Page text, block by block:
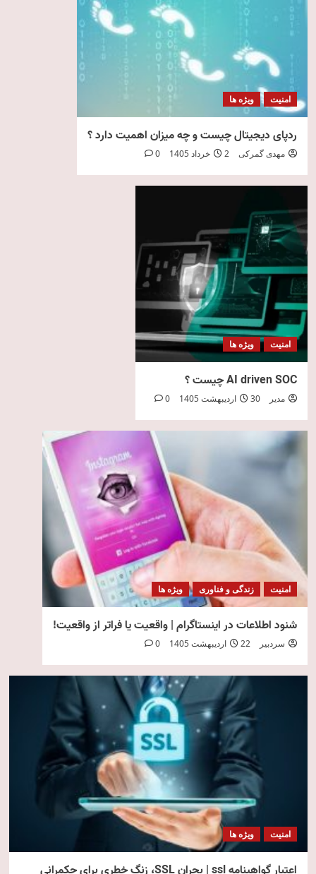
امنیت ویژه ها
ردپای دیجیتال چیست و چه میزان اهمیت دارد ؟
مهدی گمرکی 2 خرداد 1405 0
امنیت ویژه ها
AI driven SOC چیست ؟
مدیر 30 اردیبهشت 1405 0
امنیت زندگی و فناوری ویژه ها
شنود اطلاعات در اینستاگرام | واقعیت یا فراتر از واقعیت!
سردبیر 22 اردیبهشت 1405 0
امنیت ویژه ها